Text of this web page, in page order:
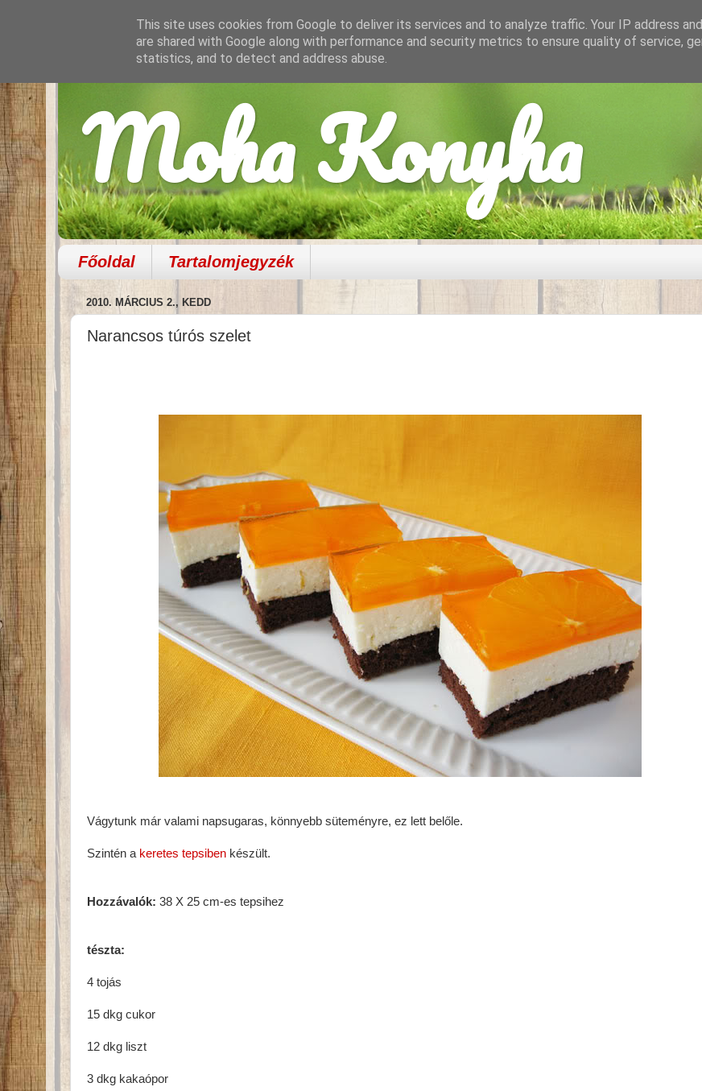
Moha Konyha
Főoldal Tartalomjegyzék
2010. MÁRCIUS 2., KEDD
Narancsos túrós szelet
Vágytunk már valami napsugaras, könnyebb süteményre, ez lett belőle.
Szintén a keretes tepsiben készült.
Hozzávalók: 38 X 25 cm-es tepsihez
tészta:
4 tojás
15 dkg cukor
12 dkg liszt
3 dkg kakaópor
This site uses cookies from Google to deliver its services and to analyze traffic. Your IP address
are shared with Google along with performance and security metrics to ensure quality of service,
statistics, and to detect and address abuse.